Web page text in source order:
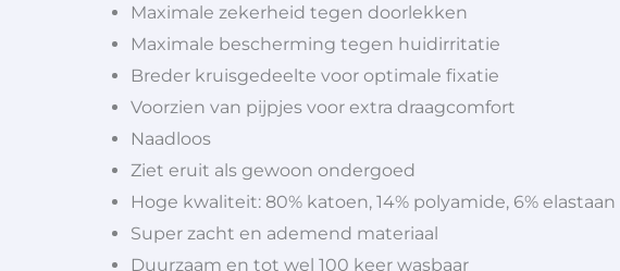
Maximale zekerheid tegen doorlekken
Maximale bescherming tegen huidirritatie
Breder kruisgedeelte voor optimale fixatie
Voorzien van pijpjes voor extra draagcomfort
Naadloos
Ziet eruit als gewoon ondergoed
Hoge kwaliteit: 80% katoen, 14% polyamide, 6% elastaan
Super zacht en ademend materiaal
Duurzaam en tot wel 100 keer wasbaar